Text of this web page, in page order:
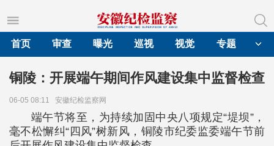
首页
审查 曝光 巡视 视觉 专题
铜陵：开展端午期间作风建设集中监督检查
06-05 08:11 安徽纪检监察网
端午节将至，为持续加固中央八项规定“堤坝”，
毫不松懈纠“四风”树新风，铜陵市纪委监委端午节前